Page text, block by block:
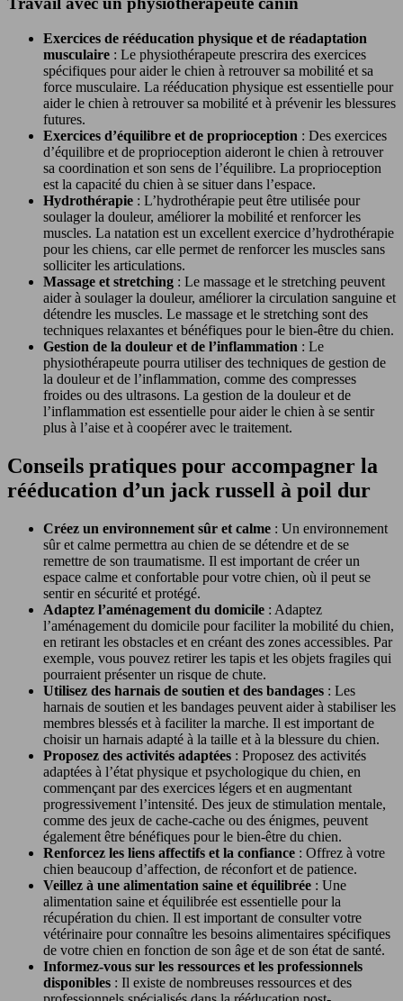
Exercices de rééducation physique et de réadaptation
musculaire : Le physiothérapeute prescrira des exercices
spécifiques pour aider le chien à retrouver sa mobilité et sa
force musculaire. La rééducation physique est essentielle pour
aider le chien à retrouver sa mobilité et à prévenir les blessures
futures.
Exercices d’équilibre et de proprioception : Des exercices
d’équilibre et de proprioception aideront le chien à retrouver
sa coordination et son sens de l’équilibre. La proprioception
est la capacité du chien à se situer dans l’espace.
Hydrothérapie : L’hydrothérapie peut être utilisée pour
soulager la douleur, améliorer la mobilité et renforcer les
muscles. La natation est un excellent exercice d’hydrothérapie
pour les chiens, car elle permet de renforcer les muscles sans
solliciter les articulations.
Massage et stretching : Le massage et le stretching peuvent
aider à soulager la douleur, améliorer la circulation sanguine et
détendre les muscles. Le massage et le stretching sont des
techniques relaxantes et bénéfiques pour le bien-être du chien.
Gestion de la douleur et de l’inflammation : Le
physiothérapeute pourra utiliser des techniques de gestion de
la douleur et de l’inflammation, comme des compresses
froides ou des ultrasons. La gestion de la douleur et de
l’inflammation est essentielle pour aider le chien à se sentir
plus à l’aise et à coopérer avec le traitement.
Conseils pratiques pour accompagner la
rééducation d’un jack russell à poil dur
Créez un environnement sûr et calme : Un environnement
sûr et calme permettra au chien de se détendre et de se
remettre de son traumatisme. Il est important de créer un
espace calme et confortable pour votre chien, où il peut se
sentir en sécurité et protégé.
Adaptez l’aménagement du domicile : Adaptez
l’aménagement du domicile pour faciliter la mobilité du chien,
en retirant les obstacles et en créant des zones accessibles. Par
exemple, vous pouvez retirer les tapis et les objets fragiles qui
pourraient présenter un risque de chute.
Utilisez des harnais de soutien et des bandages : Les
harnais de soutien et les bandages peuvent aider à stabiliser les
membres blessés et à faciliter la marche. Il est important de
choisir un harnais adapté à la taille et à la blessure du chien.
Proposez des activités adaptées : Proposez des activités
adaptées à l’état physique et psychologique du chien, en
commençant par des exercices légers et en augmentant
progressivement l’intensité. Des jeux de stimulation mentale,
comme des jeux de cache-cache ou des énigmes, peuvent
également être bénéfiques pour le bien-être du chien.
Renforcez les liens affectifs et la confiance : Offrez à votre
chien beaucoup d’affection, de réconfort et de patience.
Veillez à une alimentation saine et équilibrée : Une
alimentation saine et équilibrée est essentielle pour la
récupération du chien. Il est important de consulter votre
vétérinaire pour connaître les besoins alimentaires spécifiques
de votre chien en fonction de son âge et de son état de santé.
Informez-vous sur les ressources et les professionnels
disponibles : Il existe de nombreuses ressources et des